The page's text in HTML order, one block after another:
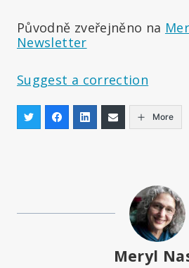
Původně zveřejněno na
Newsletter
Suggest a correction
More
Meryl